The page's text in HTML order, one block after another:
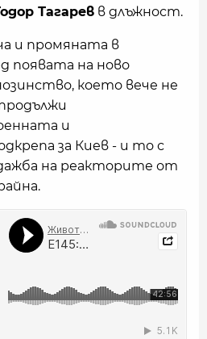
Тагарев в длъжност.
и промяната в
появата на ново
което вече не
и
за Киев - и то с
на реакторите от